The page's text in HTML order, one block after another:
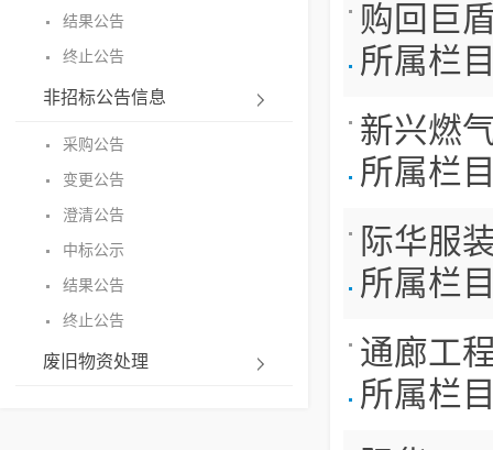
结果公告
终止公告
非招标公告信息
采购公告
变更公告
澄清公告
中标公示
结果公告
终止公告
废旧物资处理
购回巨
所属栏
新兴燃
所属栏
际华服
所属栏
通廊工
所属栏